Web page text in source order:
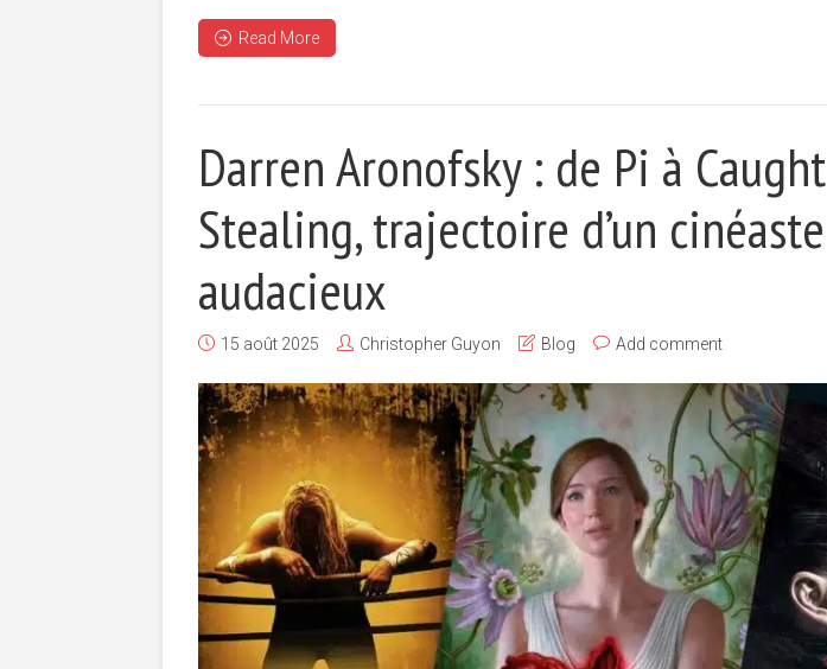
Read More
Darren Aronofsky : de Pi à Caught
Stealing, trajectoire d’un cinéaste
audacieux
15 août 2025 Christopher Guyon Blog Add comment